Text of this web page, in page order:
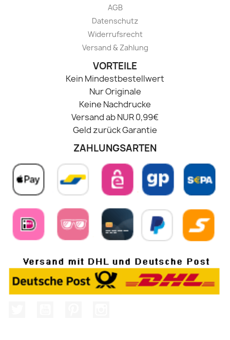
AGB
Datenschutz
Widerrufsrecht
Versand & Zahlung
VORTEILE
Kein Mindestbestellwert
Nur Originale
Keine Nachdrucke
Versand ab NUR 0,99€
Geld zurück Garantie
ZAHLUNGSARTEN